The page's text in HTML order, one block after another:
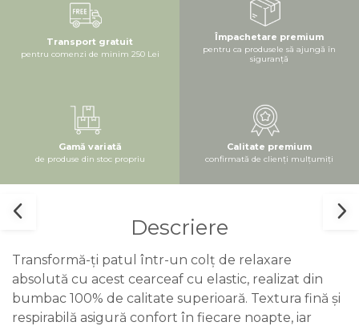
Transport gratuit
pentru comenzi de minim 250 Lei
Împachetare premium
pentru ca produsele să ajungă în
siguranță
Gamă variată
de produse din stoc propriu
Calitate premium
confirmată de clienți mulțumiți
Descriere
Transformă-ți patul într-un colț de relaxare
absolută cu acest cearceaf cu elastic, realizat din
bumbac 100% de calitate superioară. Textura fină și
respirabilă asigură confort în fiecare noapte, iar